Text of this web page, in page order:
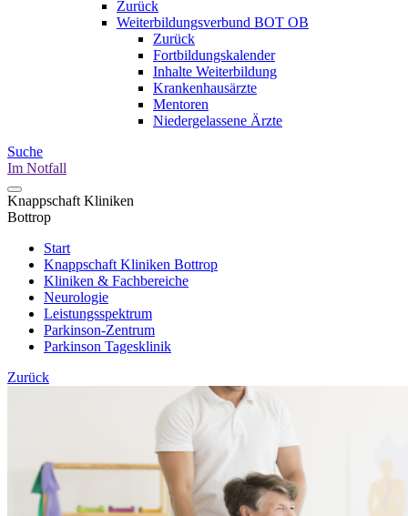
Zurück
Weiterbildungsverbund BOT OB
Zurück
Fortbildungskalender
Inhalte Weiterbildung
Krankenhausärzte
Mentoren
Niedergelassene Ärzte
Suche
Im Notfall
Knappschaft Kliniken
Bottrop
Start
Knappschaft Kliniken Bottrop
Kliniken & Fachbereiche
Neurologie
Leistungsspektrum
Parkinson-Zentrum
Parkinson Tagesklinik
Zurück